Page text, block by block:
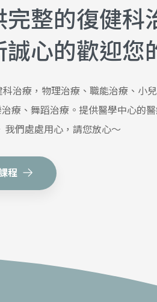
整的復健科
心的歡迎您
治療，物理治療、職能治療、小
療、舞蹈治療。提供醫學中心的
我們處處用心，請您放心～
程